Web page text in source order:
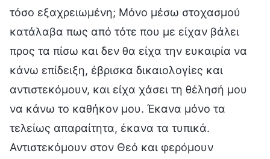
τόσο εξαχρειωμένη; Μόνο μέσω στοχασμού
κατάλαβα πως από τότε που με είχαν βάλει
προς τα πίσω και δεν θα είχα την ευκαιρία να
κάνω επίδειξη, έβρισκα δικαιολογίες και
αντιστεκόμουν, και είχα χάσει τη θέλησή μου
να κάνω το καθήκον μου. Έκανα μόνο τα
τελείως απαραίτητα, έκανα τα τυπικά.
Αντιστεκόμουν στον Θεό και φερόμουν